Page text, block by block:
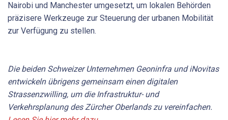
Nairobi und Manchester umgesetzt, um lokalen Behörden
präzisere Werkzeuge zur Steuerung der urbanen Mobilität
zur Verfügung zu stellen.
Die beiden Schweizer Unternehmen Geoninfra und iNovitas
entwickeln übrigens gemeinsam einen digitalen
Strassenzwilling, um die Infrastruktur- und
Verkehrsplanung des Zürcher Oberlands zu vereinfachen.